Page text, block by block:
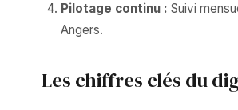
Pilotage continu : Suivi
Angers.
Les chiffres clés du